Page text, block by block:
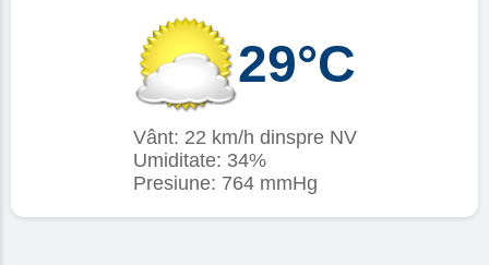
29°C
Vânt: 22 km/h dinspre NV
Umiditate: 34%
Presiune: 764 mmHg